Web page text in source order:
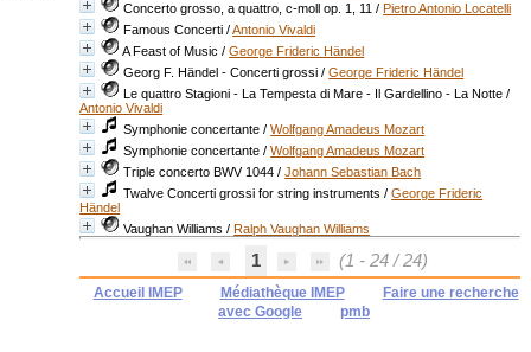
Concerto grosso, a quattro, c-moll op. 1, 11 /Pietro Antonio Locatelli
Famous Concerti /Antonio Vivaldi
A Feast of Music /George Frideric Händel
Georg F. Händel - Concerti grossi /George Frideric Händel
Le quattro Stagioni - La Tempesta di Mare - Il Gardellino - La Notte /
Antonio Vivaldi
Symphonie concertante /Wolfgang Amadeus Mozart
Symphonie concertante /Wolfgang Amadeus Mozart
Triple concerto BWV 1044 /Johann Sebastian Bach
Twalve Concerti grossi for string instruments /George Frideric
Händel
Vaughan Williams /Ralph Vaughan Williams
1 (1 - 24 / 24)
Accueil IMEP Médiathèque IMEP
Faire une recherche
avec Google
pmb